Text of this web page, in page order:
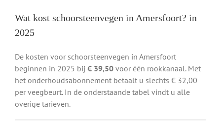
Wat kost schoorsteenvegen in Amersfoort? in
2025
De kosten voor schoorsteenvegen in Amersfoort
beginnen in 2025 bij € 39,50voor één rookkanaal. Met
het onderhoudsabonnement betaalt u slechts € 32,00
per veegbeurt. In de onderstaande tabel vindt u alle
overige tarieven.